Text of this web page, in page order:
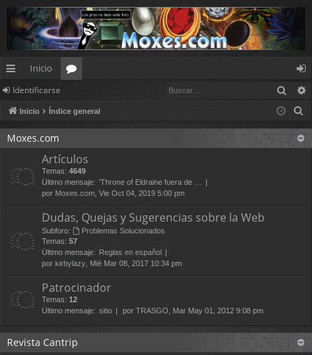
nl
ac
es
pi
d
Inicio
os
de
nt
ifi
e
Identificarse
Inicio Índice general
Moxes.com
Artículos
Temas: 4649
Último mensaje: 'Throne of Eldraine fuera de …
por Moxes.com, Vie Oct 04, 2019 5:00 pm
Dudas, Quejas y Sugerencias sobre la Web
Subforo:
Problemas Solucionados
Temas: 57
Último mensaje:
Reglas en español
por kirbylazy, Mié Mar 08, 2017 10:34 pm
Patrocinador
Temas: 12
Último mensaje: sitio por TRASGO, Mar May 01, 2012 9:08 pm
Revista Cantrip